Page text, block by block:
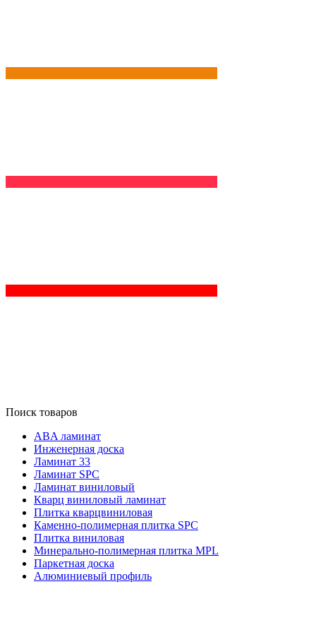
Поиск товаров
ABA ламинат
Инженерная доска
Ламинат 33
Ламинат SPC
Ламинат виниловый
Кварц виниловый ламинат
Плитка кварцвиниловая
Каменно-полимерная плитка SPC
Плитка виниловая
Минерально-полимерная плитка MPL
Паркетная доска
Алюминиевый профиль